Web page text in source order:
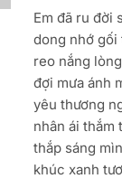
Em đã ru đời
dong nhớ gối
reo nắng
đợi mưa ánh
yêu thương
nhân ái thắm
thắp sáng
khúc xanh